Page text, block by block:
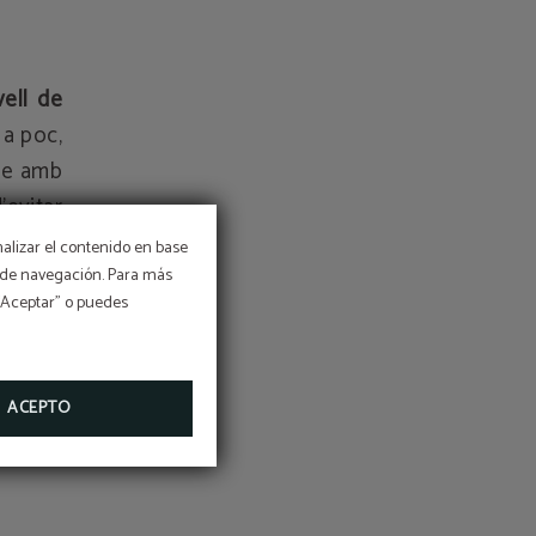
el contenido en base
navegación. Para más
o puedes
ACEPTO
de
poc,
amb
que
a la
més